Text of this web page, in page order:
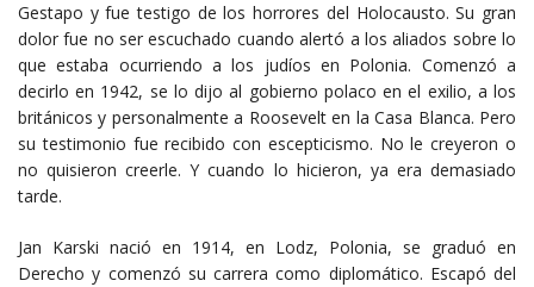
Gestapo y fue testigo de los horrores del Holocausto. Su gran
dolor fue no ser escuchado cuando alertó a los aliados sobre lo
que estaba ocurriendo a los judíos en Polonia. Comenzó a
decirlo en 1942, se lo dijo al gobierno polaco en el exilio, a los
británicos y personalmente a Roosevelt en la Casa Blanca. Pero
su testimonio fue recibido con escepticismo. No le creyeron o
no quisieron creerle. Y cuando lo hicieron, ya era demasiado
tarde.
Jan Karski nació en 1914, en Lodz, Polonia, se graduó en
Derecho y comenzó su carrera como diplomático. Escapó del